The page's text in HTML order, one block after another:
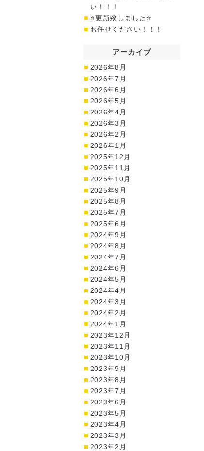
い！！！
⭐更新致しました⭐
お任せください！！！
アーカイブ
2026年8月
2026年7月
2026年6月
2026年5月
2026年4月
2026年3月
2026年2月
2026年1月
2025年12月
2025年11月
2025年10月
2025年9月
2025年8月
2025年7月
2025年6月
2024年9月
2024年8月
2024年7月
2024年6月
2024年5月
2024年4月
2024年3月
2024年2月
2024年1月
2023年12月
2023年11月
2023年10月
2023年9月
2023年8月
2023年7月
2023年6月
2023年5月
2023年4月
2023年3月
2023年2月